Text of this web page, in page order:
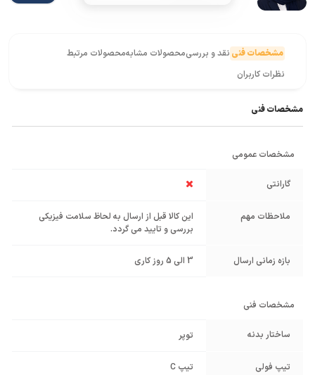
مشخصات فنی نقد و بررسیمحصولات مشابهمحصولات مرتبط
نظرات کاربران
مشخصات فنی
مشخصات عمومی
گارانتی
ملاحظات مهم
این کالا قبل از ارسال به لحاظ سلامت فیزیکی
بررسی و تایید می گردد.
بازه زمانی ارسال 3 الی 5 روز کاری
مشخصات فنی
ساختار بدنه توپر
تیپ فولی تیپ C